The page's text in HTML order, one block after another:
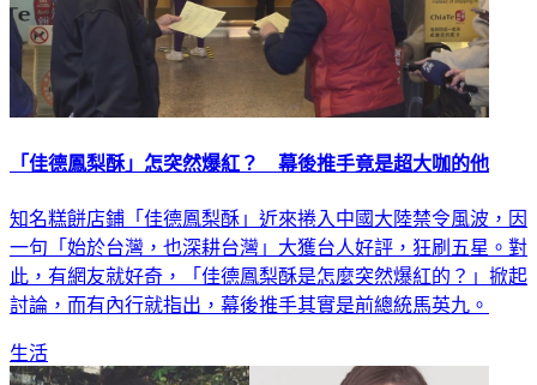
「佳德鳳梨酥」怎突然爆紅？ 幕後推手竟是超大咖的他
知名糕餅店鋪「佳德鳳梨酥」近來捲入中國大陸禁令風波，因
一句「始於台灣，也深耕台灣」大獲台人好評，狂刷五星。對
此，有網友就好奇，「佳德鳳梨酥是怎麼突然爆紅的？」掀起
討論，而有內行就指出，幕後推手其實是前總統馬英九。
生活